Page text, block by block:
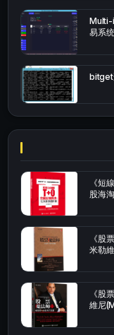
Multi-
易系
bitget
《短
股海
《股
米勒
《股
維尼